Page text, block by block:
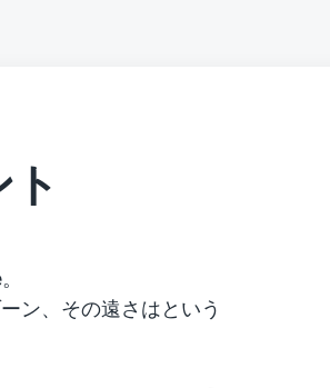
ン、その遠さはという